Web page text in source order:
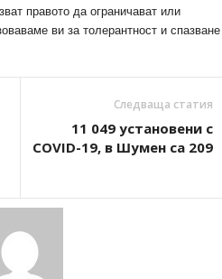
правото да ограничават или
ви за толерантност и спазване
Следваща статия
11 049 установени с
COVID-19, в Шумен са 209